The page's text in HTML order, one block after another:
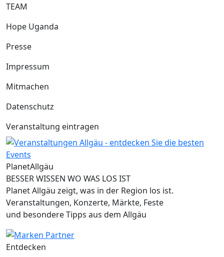
TEAM
Hope Uganda
Presse
Impressum
Mitmachen
Datenschutz
Veranstaltung eintragen
PlanetAllgäu
BESSER WISSEN WO WAS LOS IST
Planet Allgäu zeigt, was in der Region los ist.
Veranstaltungen, Konzerte, Märkte, Feste
und besondere Tipps aus dem Allgäu
Entdecken